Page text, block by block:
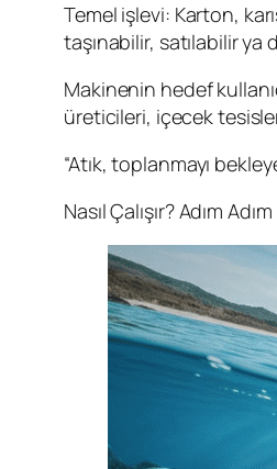
Temel işlevi: Karton,
taşınabilir, satılabilir
Makinenin hedef
üreticileri, içecek
“Atık, toplanmayı
Nasıl Çalışır? Adım